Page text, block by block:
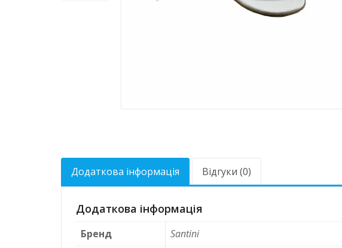
Додаткова інформація Відгуки (0)
Додаткова інформація
Бренд
Santini